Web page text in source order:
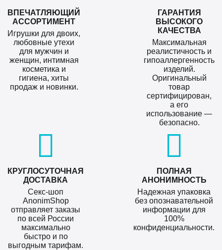
ВПЕЧАТЛЯЮЩИЙ
АССОРТИМЕНТ
Игрушки для двоих,
любовные утехи
для мужчин и
женщин, интимная
косметика и
гигиена, хиты
продаж и новинки.
ГАРАНТИЯ
ВЫСОКОГО
КАЧЕСТВА
Максимальная
реалистичность и
гипоаллергенность
изделий.
Оригинальный
товар
сертифицирован,
а его
использование —
безопасно.
КРУГЛОСУТОЧНАЯ
ДОСТАВКА
Секс-шоп
AnonimShop
отправляет заказы
по всей России
максимально
быстро и по
выгодным тарифам.
ПОЛНАЯ
АНОНИМНОСТЬ
Надежная упаковка
без опознавательной
информации для
100%
конфиденциальности.